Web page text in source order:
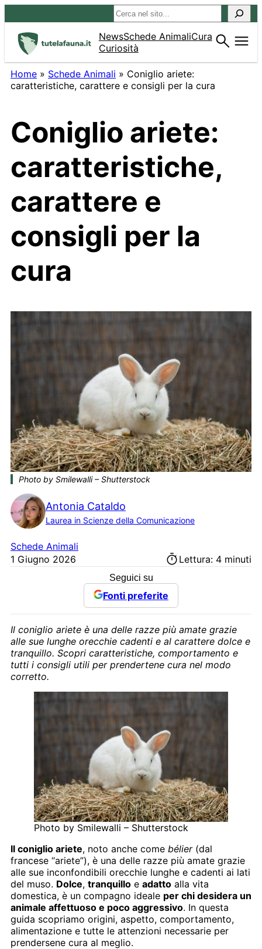
al
contenuto
Cerca
NewsSchede AnimaliCura
Curiosità
Home » Schede Animali » Coniglio ariete:
caratteristiche, carattere e consigli per la cura
Coniglio ariete:
caratteristiche,
carattere e
consigli per la
cura
Photo by Smilewalli – Shutterstock
Antonia Cataldo
Laurea in Scienze della Comunicazione
Schede Animali
1 Giugno 2026
Lettura: 4 minuti
Seguici su
Fonti preferite
Il coniglio ariete è una delle razze più amate grazie
alle sue lunghe orecchie cadenti e al carattere dolce e
tranquillo. Scopri caratteristiche, comportamento e
tutti i consigli utili per prendertene cura nel modo
corretto.
Photo by Smilewalli – Shutterstock
Il coniglio ariete, noto anche come bélier(dal
francese “ariete”), è una delle razze più amate grazie
alle sue inconfondibili orecchie lunghe e cadenti ai lati
del muso. Dolce, tranquillo e adatto alla vita
domestica, è un compagno ideale per chi desidera un
animale affettuoso e poco aggressivo. In questa
guida scopriamo origini, aspetto, comportamento,
alimentazione e tutte le attenzioni necessarie per
prendersene cura al meglio.